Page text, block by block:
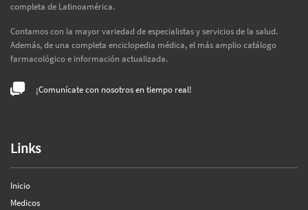
completa de Latinoamérica.
Contamos con la mayor variedad de especialistas y servicios de la salud.
Además, de una completa enciclopedia médica, el más amplio catálogo
farmacológico e información actualizada.
¡Comunícate con nosotros en tiempo real!
Links
Inicio
Medicos